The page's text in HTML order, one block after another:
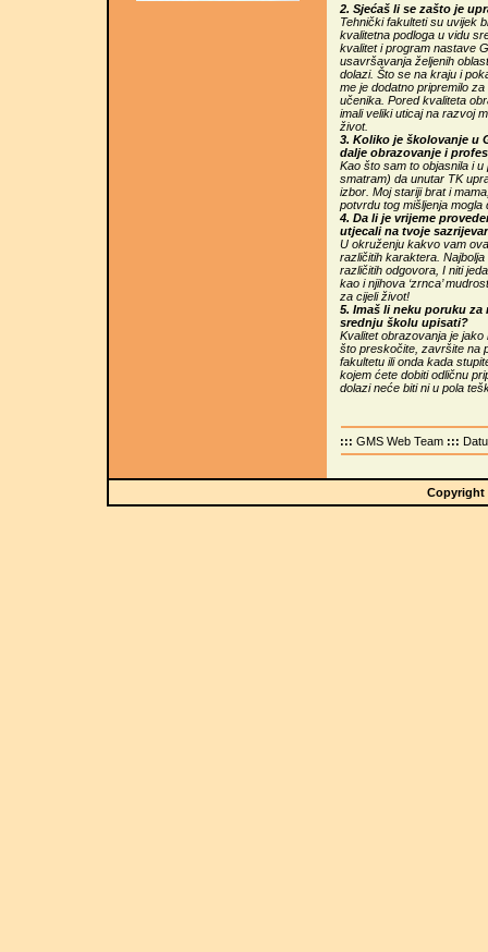
2. Sjećaš li se zašto je
Tehnički fakulteti su uvijek
kvalitetna podloga u vidu
kvalitet i program nastave
usavršavanja željenih
dolazi. Što se na kraju i
me je dodatno pripremilo
učenika. Pored kvaliteta
imali veliki uticaj na razvoj
život.
3. Koliko je školovanje u
dalje obrazovanje i
Kao što sam to objasnila i
smatram) da unutar TK
izbor. Moj stariji brat i
potvrdu tog mišljenja
4. Da li je vrijeme
utjecali na tvoje
U okruženju kakvo vam
različitih karaktera.
različitih odgovora, I niti
kao i njihova ‘zrnca’
za cijeli život!
5. Imaš li neku poruku
srednju školu upisati?
Kvalitet obrazovanja je
što preskočite, završite na
fakultetu ili onda kada
kojem ćete dobiti odličnu
dolazi neće biti ni u pola
:::GMS Web Team :::
Copyright